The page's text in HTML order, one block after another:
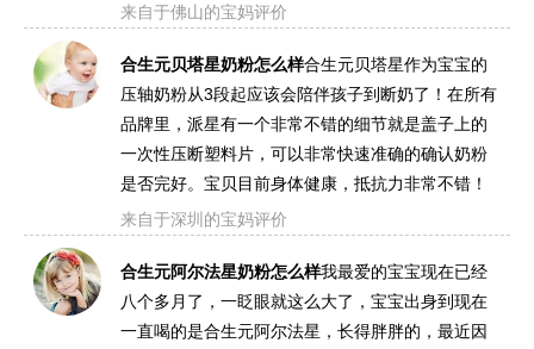
来自于佛山的宝妈评价
合生元贝塔星奶粉怎么样合生元贝塔星作为宝宝的
压轴奶粉从3段起应该会陪伴孩子到断奶了！在所有
品牌里，派星有一个非常不错的细节就是盖子上的
一次性压断塑料片，可以非常快速准确的确认奶粉
是否完好。宝贝目前身体健康，抵抗力非常不错！
来自于深圳的宝妈评价
合生元阿尔法星奶粉怎么样我最爱的宝宝现在已经
八个多月了，一眨眼就这么大了，宝宝出身到现在
一直喝的是合生元阿尔法星，长得胖胖的，最近因